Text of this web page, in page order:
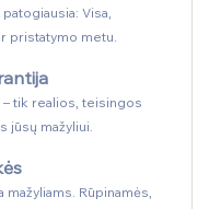
Visa,
pristatymo metu.
tik realios, teisingos
jūsų mažyliui.
Rūpinamės,